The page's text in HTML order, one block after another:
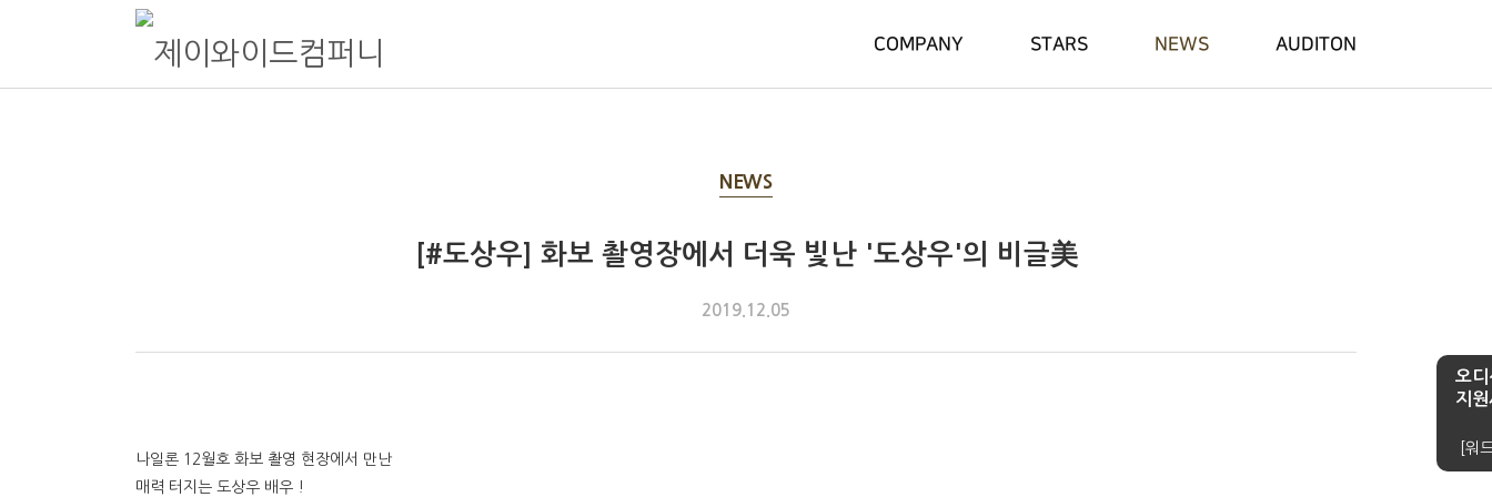
오디
지원
[워
COMPANY STARS NEWS AUDITON
NEWS
[#도상우] 화보 촬영장에서 더욱 빛난 '도상우'의 비글美
2019.12.05
나일론 12월호 화보 촬영 현장에서 만난
매력 터지는 도상우 배우 !